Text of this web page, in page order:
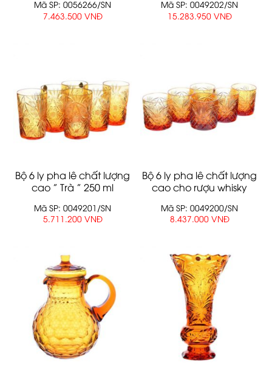
Mã SP: 0056266/SN
7.463.500 VNĐ
Mã SP: 0049202/SN
15.283.950 VNĐ
Bộ 6 ly pha lê chất lượng
cao ” Trà ” 250 ml
Mã SP: 0049201/SN
5.711.200 VNĐ
Bộ 6 ly pha lê chất lượng
cao cho rượu whisky
Mã SP: 0049200/SN
8.437.000 VNĐ